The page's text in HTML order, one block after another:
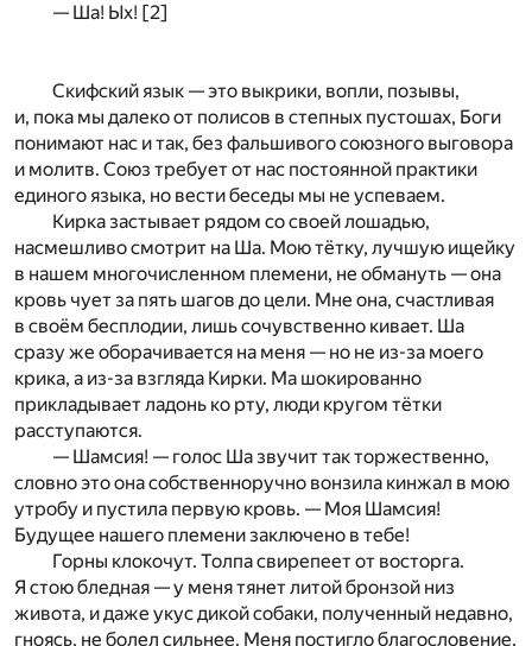
— Ша! Ых! [2]
Скифский язык — это выкрики, вопли, позывы,
и, пока мы далеко от полисов в степных пустошах, Боги
понимают нас и так, без фальшивого союзного выговора
и молитв. Союз требует от нас постоянной практики
единого языка, но вести беседы мы не успеваем.
Кирка застывает рядом со своей лошадью,
насмешливо смотрит на Ша. Мою тётку, лучшую ищейку
в нашем многочисленном племени, не обмануть — она
кровь чует за пять шагов до цели. Мне она, счастливая
в своём бесплодии, лишь сочувственно кивает. Ша
сразу же оборачивается на меня — но не из-за моего
крика, а из-за взгляда Кирки. Ма шокированно
прикладывает ладонь ко рту, люди кругом тётки
расступаются.
— Шамсия! — голос Ша звучит так торжественно,
словно это она собственноручно вонзила кинжал в мою
утробу и пустила первую кровь. — Моя Шамсия!
Будущее нашего племени заключено в тебе!
Горны клокочут. Толпа свирепеет от восторга.
Я стою бледная — у меня тянет литой бронзой низ
живота, и даже укус дикой собаки, полученный недавно,
гноясь, не болел сильнее. Меня постигло благословение.